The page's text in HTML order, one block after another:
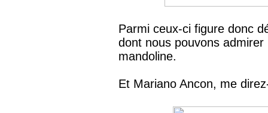
Parmi ceux-ci figure donc
dont nous pouvons
mandoline.
Et Mariano Ancon, me